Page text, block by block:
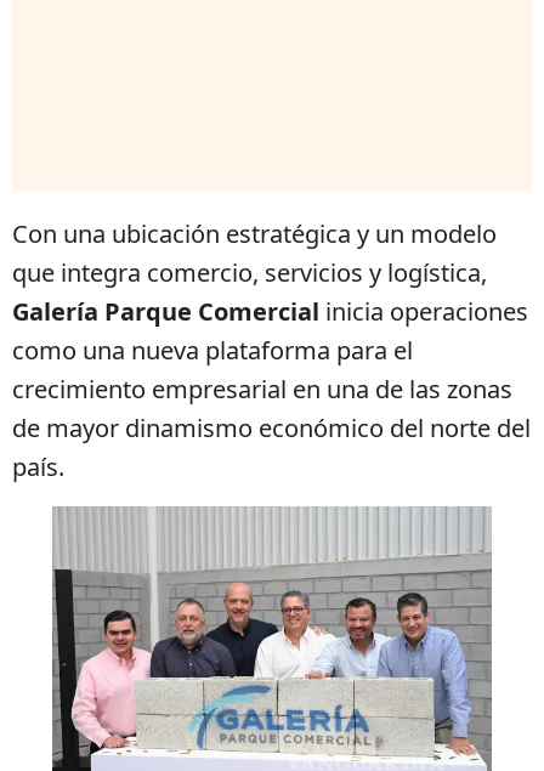
Con una ubicación estratégica y un modelo
que integra comercio, servicios y logística,
Galería Parque Comercial inicia operaciones
como una nueva plataforma para el
crecimiento empresarial en una de las zonas
de mayor dinamismo económico del norte del
país.